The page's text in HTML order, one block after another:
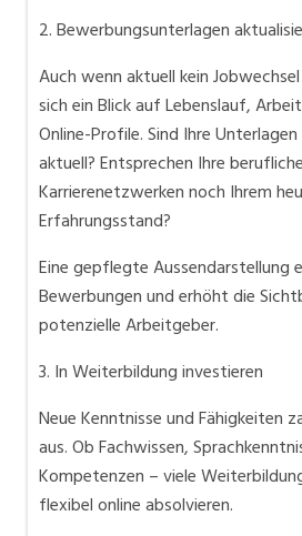
2. Bewerbungsunterlagen
Auch wenn aktuell kein
sich ein Blick auf Lebenslauf,
Online-Profile. Sind Ihre
aktuell? Entsprechen Ihre
Karrierenetzwerken noch Ihrem
Erfahrungsstand?
Eine gepflegte Aussendarstellung
Bewerbungen und erhöht die
potenzielle Arbeitgeber.
3. In Weiterbildung investieren
Neue Kenntnisse und Fähigkeiten
aus. Ob Fachwissen,
Kompetenzen – viele
flexibel online absolvieren.